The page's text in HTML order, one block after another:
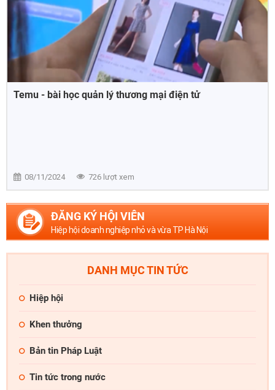
Temu - bài học quản lý thương mại điện tử
08/11/2024 726 lượt xem
ĐĂNG KÝ HỘI VIÊN
Hiệp hội doanh nghiệp nhỏ và vừa TP Hà Nội
DANH MỤC TIN TỨC
Hiệp hội
Khen thưởng
Bản tin Pháp Luật
Tin tức trong nước